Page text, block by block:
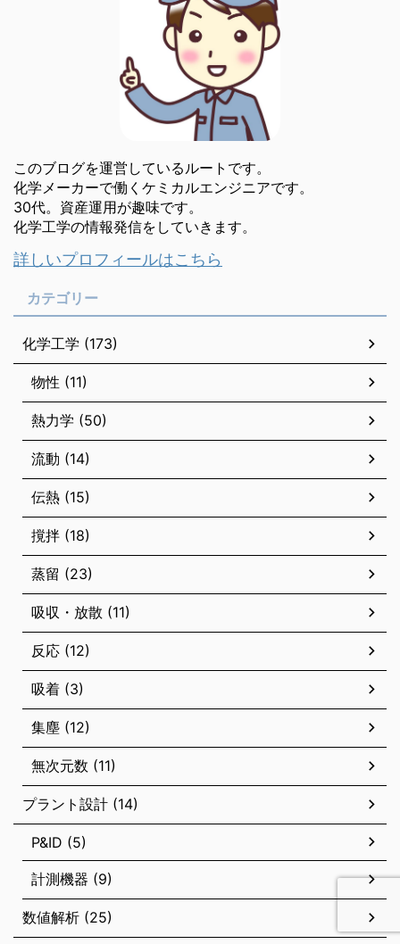
このブログを運営しているルートです。
化学メーカーで働くケミカルエンジニアです。
30代。資産運用が趣味です。
化学工学の情報発信をしていきます。
詳しいプロフィールはこちら
カテゴリー
化学工学 (173)
物性 (11)
熱力学 (50)
流動 (14)
伝熱 (15)
撹拌 (18)
蒸留 (23)
吸収・放散 (11)
反応 (12)
吸着 (3)
集塵 (12)
無次元数 (11)
プラント設計 (14)
P&ID (5)
計測機器 (9)
数値解析 (25)